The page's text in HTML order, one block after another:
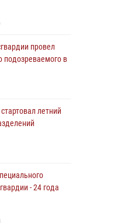
провел
в
летний
- 24 года